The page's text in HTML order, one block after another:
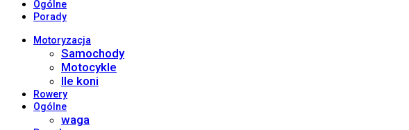
Ogólne
Porady
Motoryzacja
Samochody
Motocykle
Ile koni
Rowery
Ogólne
waga